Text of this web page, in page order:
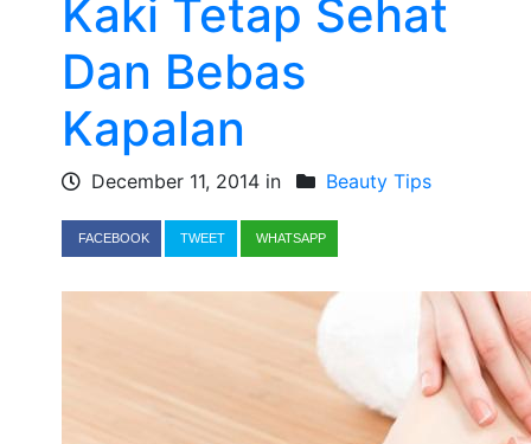
Kaki Tetap Sehat
Dan Bebas
Kapalan
December 11, 2014 in Beauty Tips
FACEBOOK TWEET WHATSAPP